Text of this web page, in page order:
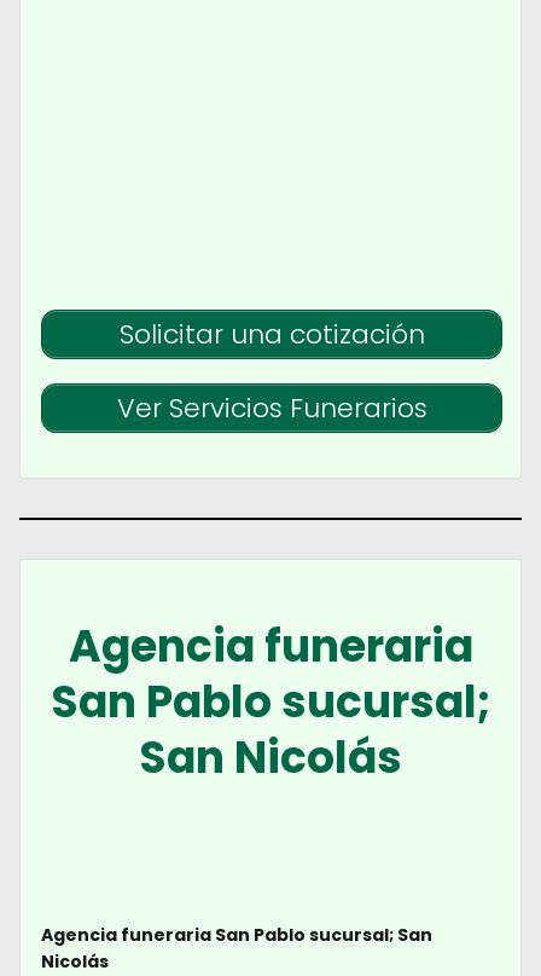
Solicitar una cotización
Ver Servicios Funerarios
Agencia funeraria
San Pablo sucursal;
San Nicolás
Agencia funeraria San Pablo sucursal; San
Nicolás